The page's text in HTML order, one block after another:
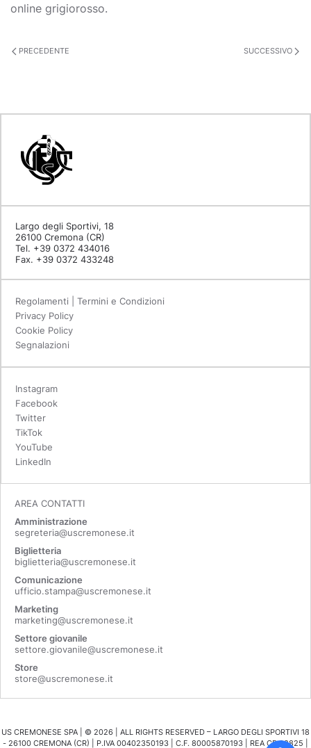
online grigiorosso.
PRECEDENTE SUCCESSIVO
Largo degli Sportivi, 18
26100 Cremona (CR)
Tel. +39 0372 434016
Fax. +39 0372 433248
Regolamenti | Termini e Condizioni
Privacy Policy
Cookie Policy
Segnalazioni
Instagram
Facebook
Twitter
TikTok
YouTube
LinkedIn
AREA CONTATTI
Amministrazione
segreteria@uscremonese.it
Biglietteria
biglietteria@uscremonese.it
Comunicazione
ufficio.stampa@uscremonese.it
Marketing
marketing@uscremonese.it
Settore giovanile
settore.giovanile@uscremonese.it
Store
store@uscremonese.it
US CREMONESE SPA | © 2026 | ALL RIGHTS RESERVED – LARGO DEGLI SPORTIVI 18
- 26100 CREMONA (CR) | P.IVA 00402350193 | C.F. 80005870193 | REA CR 98825 |